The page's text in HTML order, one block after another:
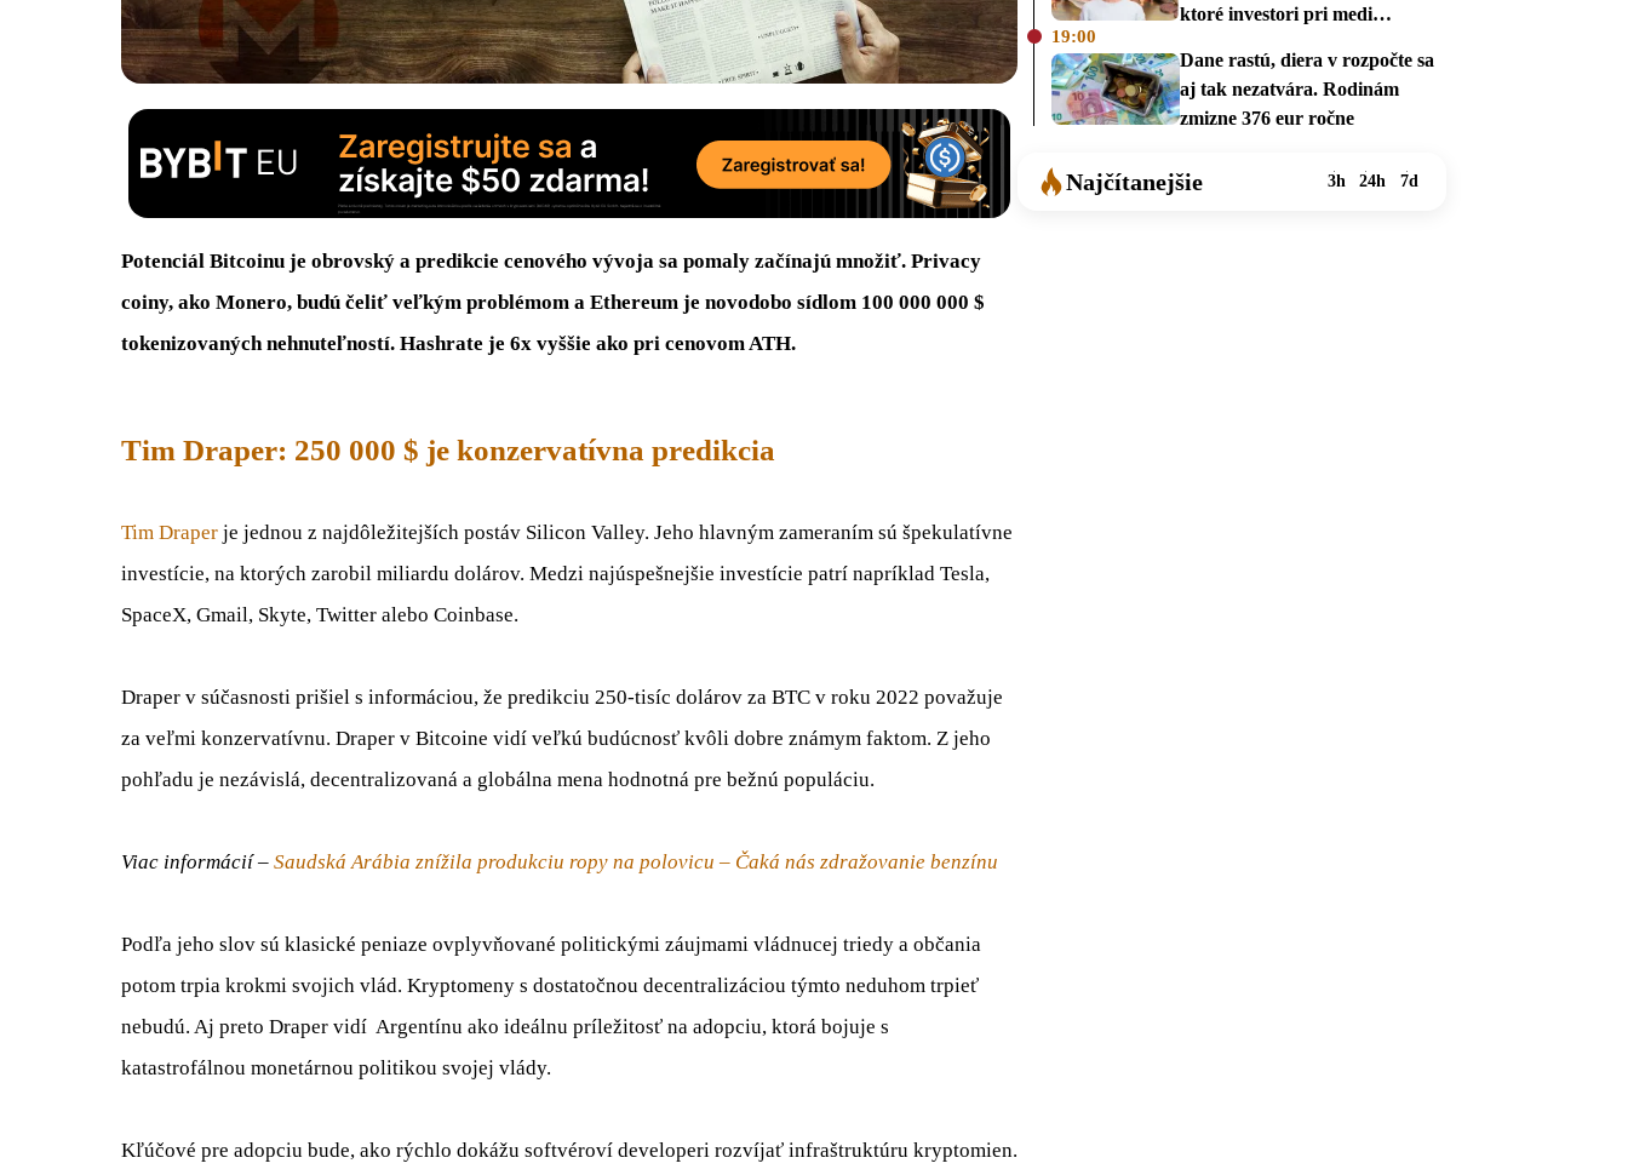
Potenciál Bitcoinu je obrovský a predikcie cenového vývoja sa pomaly začínajú množiť. Privacy
coiny, ako Monero, budú čeliť veľkým problémom a Ethereum je novodobo sídlom 100 000 000 $
tokenizovaných nehnuteľností. Hashrate je 6x vyššie ako pri cenovomATH.
Tim Draper: 250 000 $ je konzervatívna predikcia
Tim Draper je jednou z najdôležitejších postáv Silicon Valley. Jeho hlavným zameraním sú špekulatívne
investície, na ktorých zarobil miliardu dolárov. Medzi najúspešnejšie investície patrí napríklad Tesla,
SpaceX, Gmail, Skyte, Twitter alebo Coinbase.
Draper v súčasnosti prišiel s informáciou, že predikciu 250-tisíc dolárov za BTC v roku 2022 považuje
za veľmi konzervatívnu. Draper v Bitcoine vidí veľkú budúcnosť kvôli dobre známym faktom. Z jeho
pohľadu je nezávislá, decentralizovaná a globálna mena hodnotná pre bežnú populáciu.
Viac informácií – Saudská Arábia znížila produkciu ropy na polovicu – Čaká nás zdražovanie benzínu
Podľa jeho slov sú klasické peniaze ovplyvňované politickými záujmami vládnucej triedy a občania
potom trpia krokmi svojich vlád. Kryptomeny s dostatočnou decentralizáciou týmto neduhom trpieť
nebudú. Aj preto Draper vidí Argentínu ako ideálnu príležitosť na adopciu, ktorá bojuje s
katastrofálnou monetárnou politikou svojej vlády.
Kľúčové pre adopciu bude, ako rýchlo dokážu softvéroví developeri rozvíjať infraštruktúru kryptomien.
ktoré investori pri medi
19:00
Dane rastú, diera v rozpočte sa
aj tak nezatvára. Rodinám
zmizne 376 eur ročne
Najčítanejšie 3h 24h 7d